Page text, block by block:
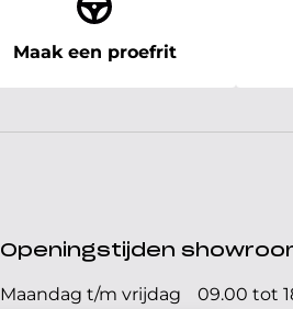
Maak een proefrit
Openingstijden
Maandag t/m vrijdag
09.00 tot